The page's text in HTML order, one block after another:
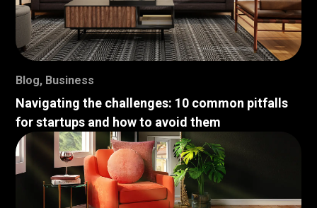
Blog, Business
Navigating the challenges: 10 common pitfalls
for startups and how to avoid them